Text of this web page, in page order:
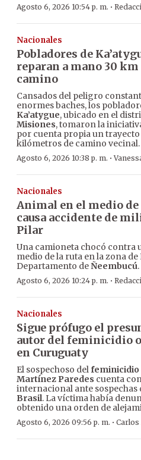
Agosto 6, 2026 10:54 p. m. ·
Nacionales
Pobladores de
reparan a mano 30 km
camino
Cansados del peligro
enormes baches, los
Ka’atygue, ubicado en el
Misiones, tomaron la
por cuenta propia un
kilómetros de camino vecinal.
Agosto 6, 2026 10:38 p. m. ·
Nacionales
Animal en el medio de
causa accidente de
Pilar
Una camioneta chocó contra
medio de la ruta en la zona de
Departamento deÑeembucú.
Agosto 6, 2026 10:24 p. m. ·
Nacionales
Sigue prófugo el
autor del feminicidio
en Curuguaty
El sospechoso delfeminicidio
Martínez Paredes cuenta
internacional ante sospechas
Brasil. La víctima había
obtenido una orden de
Agosto 6, 2026 09:56 p. m. · Carlos